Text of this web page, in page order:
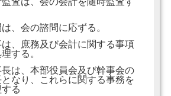
、会の諮問に応ずる。
、庶務及び会計に関する事項
する。
は、本部役員会及び幹事会の
なり、これらに関する事務を
る